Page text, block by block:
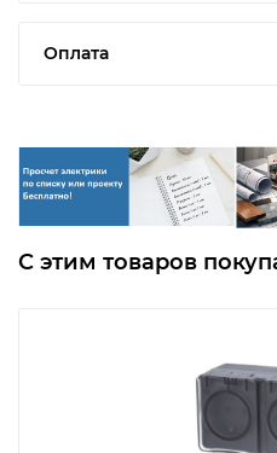
Оплата
С этим товаров